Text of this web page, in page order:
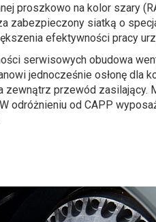
proszkowo na kolor szary
zabezpieczony siatką o
efektywności pracy
serwisowych obudowa
jednocześnie osłonę dla
zewnątrz przewód zasilający.
odróżnieniu od CAPP